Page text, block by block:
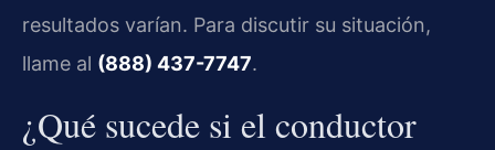
resultados varían. Para discutir su situación,
llame al (888) 437-7747.
¿Qué sucede si el conductor